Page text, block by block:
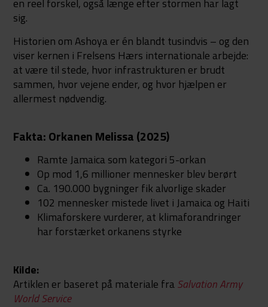
en reel forskel, også længe efter stormen har lagt
sig.
Historien om Ashoya er én blandt tusindvis – og den
viser kernen i Frelsens Hærs internationale arbejde:
at være til stede, hvor infrastrukturen er brudt
sammen, hvor vejene ender, og hvor hjælpen er
allermest nødvendig.
Fakta: Orkanen Melissa (2025)
Ramte Jamaica som kategori 5-orkan
Op mod 1,6 millioner mennesker blev berørt
Ca. 190.000 bygninger fik alvorlige skader
102 mennesker mistede livet i Jamaica og Haiti
Klimaforskere vurderer, at klimaforandringer
har forstærket orkanens styrke
Kilde:
Artiklen er baseret på materiale fraSalvation Army
World Service